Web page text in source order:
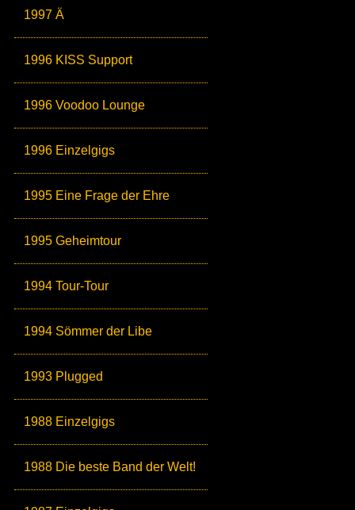
1997 Ä
1996 KISS Support
1996 Voodoo Lounge
1996 Einzelgigs
1995 Eine Frage der Ehre
1995 Geheimtour
1994 Tour-Tour
1994 Sömmer der Libe
1993 Plugged
1988 Einzelgigs
1988 Die beste Band der Welt!